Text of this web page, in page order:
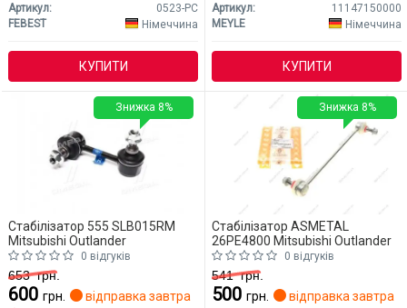
Артикул:
0523-PC
FEBEST
Німеччина
КУПИТИ
Артикул:
11147150000
MEYLE
Німеччина
КУПИТИ
Стабілізатор 555 SLB015RM
Mitsubishi Outlander
0 відгуків
653грн.
600 грн. відправка завтра
Знижка 8%
Стабілізатор ASMETAL
26PE4800 Mitsubishi Outlander
0 відгуків
541грн.
500 грн. відправка завтра
Знижка 8%